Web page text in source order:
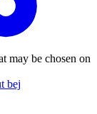
may be chosen on